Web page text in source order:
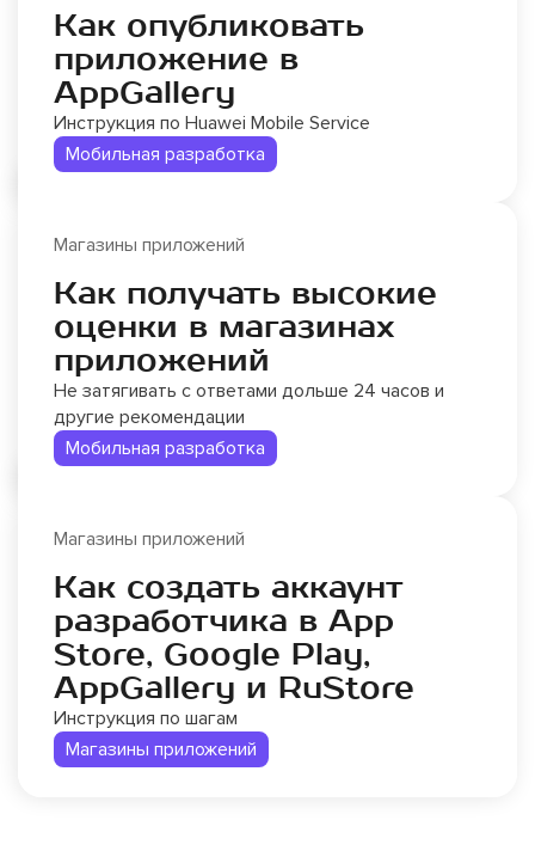
Как опубликовать
приложение в
AppGallery
Инструкция по Huawei Mobile Service
Мобильная разработка
Магазины приложений
Как получать высокие
оценки в магазинах
приложений
Не затягивать с ответами дольше 24 часов и
другие рекомендации
Мобильная разработка
Магазины приложений
Как создать аккаунт
разработчика в App
Store, Google Play,
AppGallery и RuStore
Инструкция по шагам
Магазины приложений